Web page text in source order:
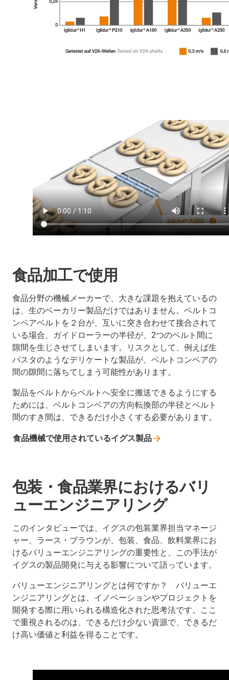
食品加工で使用
食品分野の機械メーカーで、大きな課題を抱えているの
は、生のベーカリー製品だけではありません。ベルトコ
ンベアベルトを２台が、互いに突き合わせて接合されて
いる場合、ガイドローラーの半径が、2つのベルト間に
隙間を生じさせてしまいます。リスクとして、例えば生
パスタのようなデリケートな製品が、ベルトコンベアの
間の隙間に落ちてしまう可能性があります。
製品をベルトからベルトへ安全に搬送できるようにする
ためには、ベルトコンベアの方向転換部の半径とベルト
間のすき間は、できるだけ小さくする必要があります。
食品機械で使用されているイグス製品
包装・食品業界におけるバリ
ューエンジニアリング
このインタビューでは、イグスの包装業界担当マネージ
ャー、ラース・ブラウンが、包装、食品、飲料業界にお
けるバリューエンジニアリングの重要性と、この手法が
イグスの製品開発に与える影響について語っています。
バリューエンジニアリングとは何ですか？ バリューエ
ンジニアリングとは、イノベーションやプロジェクトを
開発する際に用いられる構造化された思考法です。ここ
で重視されるのは、できるだけ少ない資源で、できるだ
け高い価値と利益を得ることです。